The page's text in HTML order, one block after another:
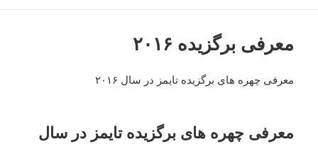
معرفی برگزیده ۲۰۱۶
معرفی چهره های برگزیده تایمز در سال ۲۰۱۶
معرفی چهره های برگزیده تایمز در سال